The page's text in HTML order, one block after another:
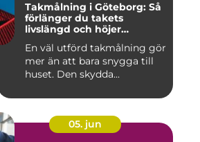
Takmålning i Göteborg: Så
förlänger du takets
livslängd och höjer
En väl utförd takmålning gör
mer än att bara snygga till
huset. Den skydda...
05. jun